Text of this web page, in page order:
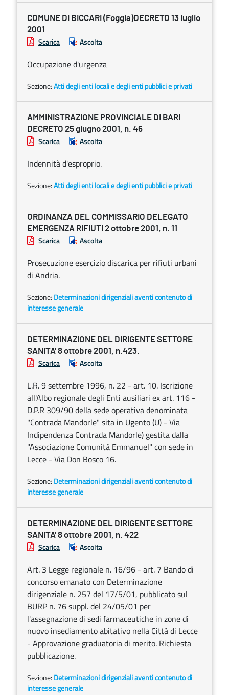
COMUNE DI BICCARI (Foggia)DECRETO 13 luglio
2001
Scarica Ascolta
Occupazione d'urgenza
Sezione:Atti degli enti locali e degli enti pubblici e privati
AMMINISTRAZIONE PROVINCIALE DI BARI
DECRETO 25 giugno 2001, n. 46
Scarica Ascolta
Indennità d'esproprio.
Sezione:Atti degli enti locali e degli enti pubblici e privati
ORDINANZA DEL COMMISSARIO DELEGATO
EMERGENZA RIFIUTI 2 ottobre 2001, n. 11
Scarica Ascolta
Prosecuzione esercizio discarica per rifiuti urbani
di Andria.
Sezione: Determinazioni dirigenziali aventi contenuto di
interesse generale
DETERMINAZIONE DEL DIRIGENTE SETTORE
SANITA' 8 ottobre 2001, n.423.
Scarica Ascolta
L.R. 9 settembre 1996, n. 22 - art. 10. Iscrizione
all'Albo regionale degli Enti ausiliari ex art. 116 -
D.P.R 309/90 della sede operativa denominata
"Contrada Mandorle" sita in Ugento (U) - Via
Indipendenza Contrada Mandorle) gestita dalla
"Associazione Comunità Emmanuel" con sede in
Lecce - Via Don Bosco 16.
Sezione: Determinazioni dirigenziali aventi contenuto di
interesse generale
DETERMINAZIONE DEL DIRIGENTE SETTORE
SANITA' 8 ottobre 2001, n. 422
Scarica Ascolta
Art. 3 Legge regionale n. 16/96 - art. 7 Bando di
concorso emanato con Determinazione
dirigenziale n. 257 del 17/5/01, pubblicato sul
BURP n. 76 suppl. del 24/05/01 per
l'assegnazione di sedi farmaceutiche in zone di
nuovo insediamento abitativo nella Città di Lecce
- Approvazione graduatoria di merito. Richiesta
pubblicazione.
Sezione: Determinazioni dirigenziali aventi contenuto di
interesse generale